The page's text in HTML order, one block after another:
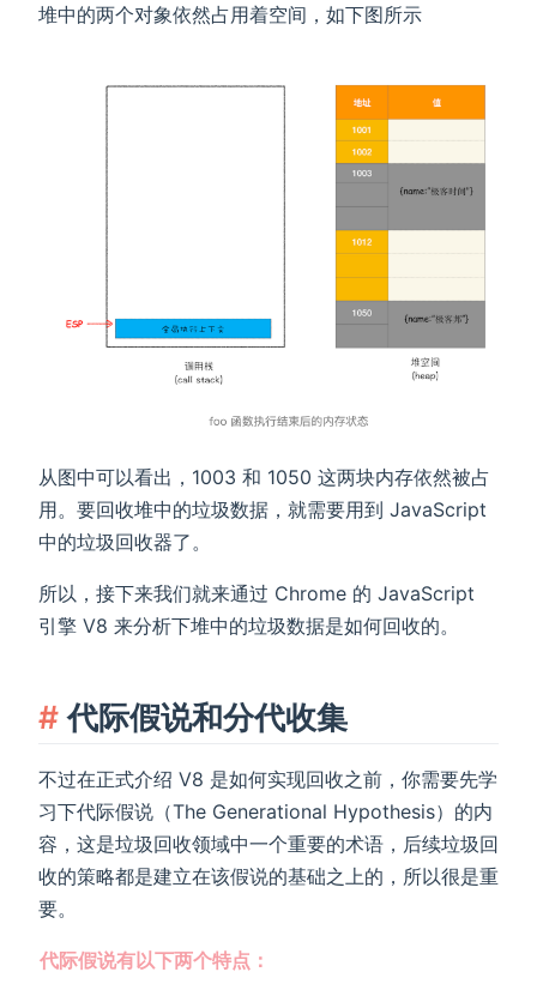
堆中的两个对象依然占用着空间，如下图所示
从图中可以看出，1003 和 1050 这两块内存依然被占
用。要回收堆中的垃圾数据，就需要用到 JavaScript
中的垃圾回收器了。
所以，接下来我们就来通过 Chrome 的 JavaScript
引擎 V8 来分析下堆中的垃圾数据是如何回收的。
代际假说和分代收集
不过在正式介绍 V8 是如何实现回收之前，你需要先学
习下代际假说（The Generational Hypothesis）的内
容，这是垃圾回收领域中一个重要的术语，后续垃圾回
收的策略都是建立在该假说的基础之上的，所以很是重
要。
代际假说有以下两个特点：